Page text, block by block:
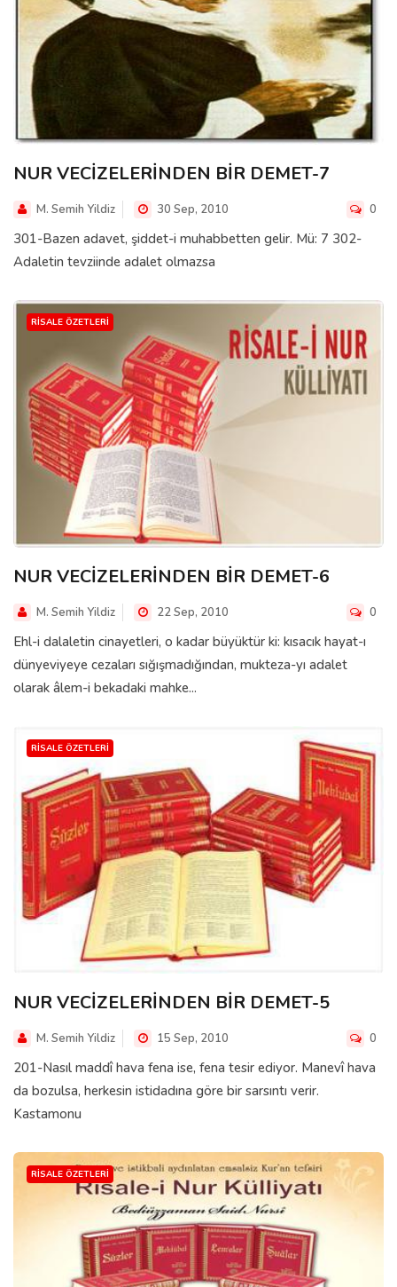
NUR VECİZELERİNDEN BİR DEMET-7
M. Semih Yildiz 30 Sep, 2010 0
301-Bazen adavet, şiddet-i muhabbetten gelir. Mü: 7 302-
Adaletin tevziinde adalet olmazsa
RISALE ÖZETLERI
NUR VECİZELERİNDEN BİR DEMET-6
M. Semih Yildiz 22 Sep, 2010 0
Ehl-i dalaletin cinayetleri, o kadar büyüktür ki: kısacık hayat-ı
dünyeviyeye cezaları sığışmadığından, mukteza-yı adalet
olarak âlem-i bekadaki mahke...
RISALE ÖZETLERI
NUR VECİZELERİNDEN BİR DEMET-5
M. Semih Yildiz 15 Sep, 2010 0
201-Nasıl maddî hava fena ise, fena tesir ediyor. Manevî hava
da bozulsa, herkesin istidadına göre bir sarsıntı verir.
Kastamonu
RISALE ÖZETLERI